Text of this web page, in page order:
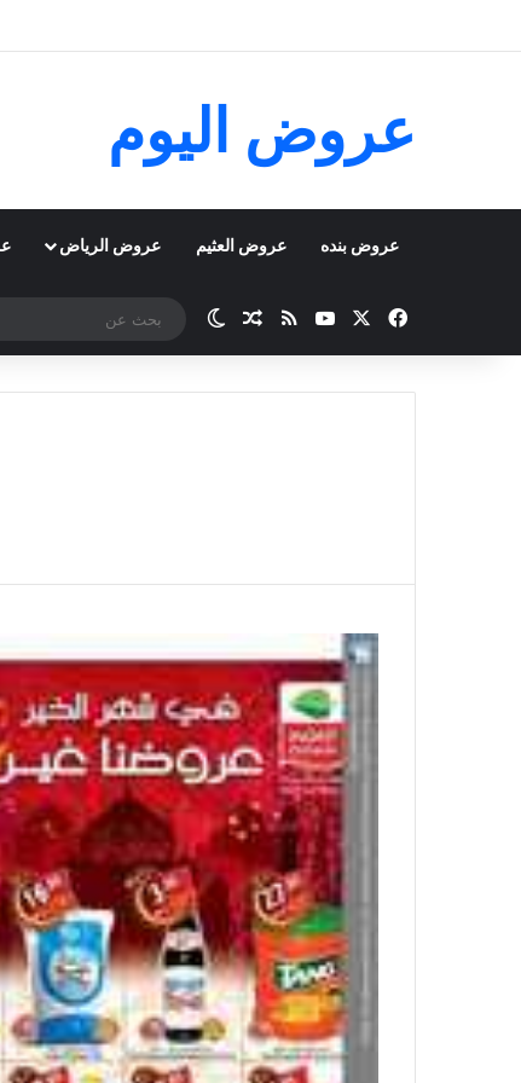
عروض اليوم
عروض بنده عروض العثيم عروض الرياض
فيسبوك ‫YouTubeملخص الموقع RSS
مقال عشوائي
الوضع المظلم